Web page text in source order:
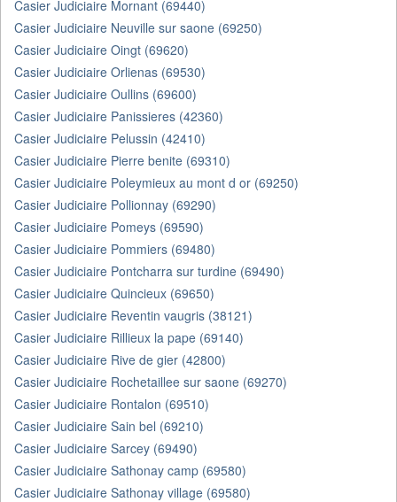
Casier Judiciaire Mornant (69440)
Casier Judiciaire Neuville sur saone (69250)
Casier Judiciaire Oingt (69620)
Casier Judiciaire Orlienas (69530)
Casier Judiciaire Oullins (69600)
Casier Judiciaire Panissieres (42360)
Casier Judiciaire Pelussin (42410)
Casier Judiciaire Pierre benite (69310)
Casier Judiciaire Poleymieux au mont d or (69250)
Casier Judiciaire Pollionnay (69290)
Casier Judiciaire Pomeys (69590)
Casier Judiciaire Pommiers (69480)
Casier Judiciaire Pontcharra sur turdine (69490)
Casier Judiciaire Quincieux (69650)
Casier Judiciaire Reventin vaugris (38121)
Casier Judiciaire Rillieux la pape (69140)
Casier Judiciaire Rive de gier (42800)
Casier Judiciaire Rochetaillee sur saone (69270)
Casier Judiciaire Rontalon (69510)
Casier Judiciaire Sain bel (69210)
Casier Judiciaire Sarcey (69490)
Casier Judiciaire Sathonay camp (69580)
Casier Judiciaire Sathonay village (69580)